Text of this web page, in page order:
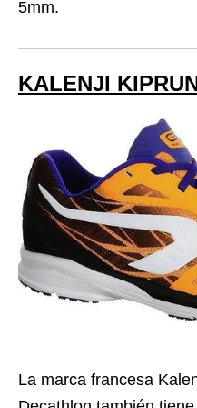
5mm.
KALENJI
La marca francesa